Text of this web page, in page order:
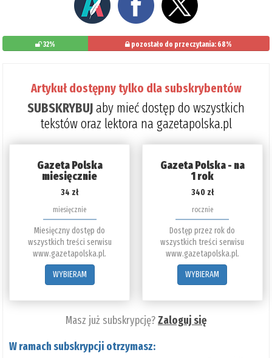
32% pozostało do przeczytania: 68%
Artykuł dostępny tylko dla subskrybentów
SUBSKRYBUJaby mieć dostęp do wszystkich
tekstów oraz lektora na gazetapolska.pl
Gazeta Polska
miesięcznie
34 zł
miesięcznie
Miesięczny dostęp do
wszystkich treści serwisu
www.gazetapolska.pl.
WYBIERAM
Gazeta Polska - na
1 rok
340 zł
rocznie
Dostęp przez rok do
wszystkich treści serwisu
www.gazetapolska.pl.
WYBIERAM
Masz już subskrypcję?Zaloguj się
W ramach subskrypcji otrzymasz: